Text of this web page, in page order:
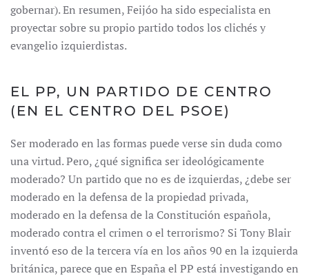
gobernar). En resumen, Feijóo ha sido especialista en
proyectar sobre su propio partido todos los clichés y
evangelio izquierdistas.
EL PP, UN PARTIDO DE CENTRO
(EN EL CENTRO DEL PSOE)
Ser moderado en las formas puede verse sin duda como
una virtud. Pero, ¿qué significa ser ideológicamente
moderado? Un partido que no es de izquierdas, ¿debe ser
moderado en la defensa de la propiedad privada,
moderado en la defensa de la Constitución española,
moderado contra el crimen o el terrorismo? Si Tony Blair
inventó eso de la tercera vía en los años 90 en la izquierda
británica, parece que en España el PP está investigando en